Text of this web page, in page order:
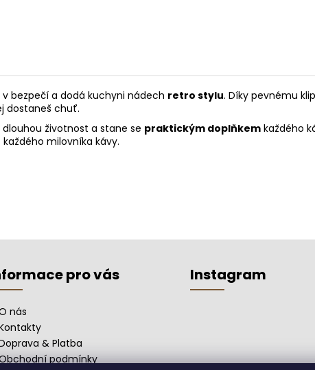
bezpečí a dodá kuchyni nádech retro stylu. Díky pevnému
dostaneš chuť.
životnost a stane se praktickým doplňkem každého
milovníka kávy.
pro vás
nás
& Platba
podmínky
Instagram